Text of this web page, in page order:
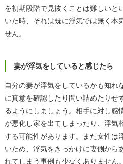
を初期段階で見抜くことは難しいと
いた時、それは既に浮気では無く本
せん。
妻が浮気をしていると感じたら
自分の妻が浮気をしているかも知れ
に真意を確認したり問い詰めたりせ
るようにしましょう。相手に対し感
が悪化し家を出てしまったり、浮気
する可能性があります。また女性は
いため、浮気をきっかけに妻側から
れてしまう事例も少なくありません